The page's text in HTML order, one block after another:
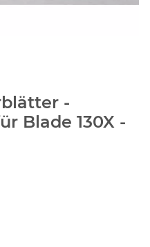
-
Blade 130X -